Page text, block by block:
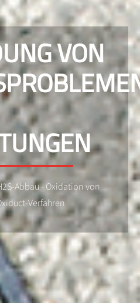
VON
Abbau - Oxidation von
Verfahren